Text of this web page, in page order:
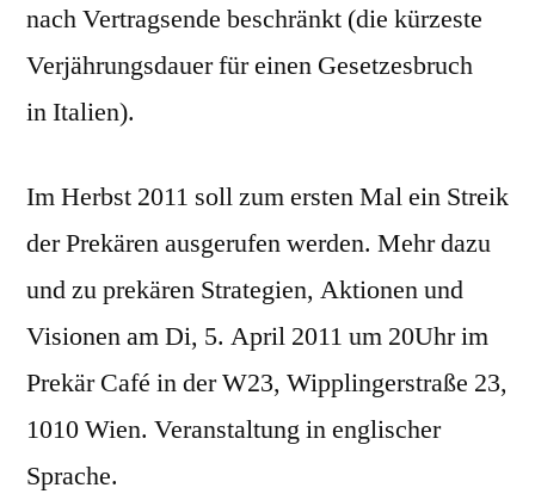
nach Vertragsende beschränkt (die kürzeste
Verjährungsdauer für einen Gesetzesbruch
in Italien).
Im Herbst 2011 soll zum ersten Mal ein Streik
der Prekären ausgerufen werden. Mehr dazu
und zu prekären Strategien, Aktionen und
Visionen am Di, 5. April 2011 um 20Uhr im
Prekär Café in der W23, Wipplingerstraße 23,
1010 Wien. Veranstaltung in englischer
Sprache.